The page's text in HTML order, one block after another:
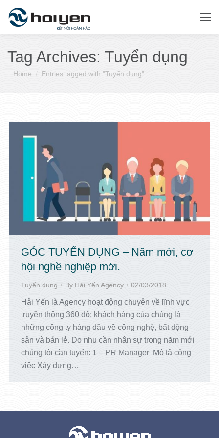
Tag Archives: Tuyển dụng
You are here:
Home Entries tagged with "Tuyển dụng"
GÓC TUYỂN DỤNG – Năm mới, cơ
hội nghề nghiệp mới.
Tuyển dụng By Hải Yến Agency 02/03/2018
Hải Yến là Agency hoạt động chuyên về lĩnh vực
truyền thông 360 độ; khách hàng của chúng là
những công ty hàng đầu về công nghệ, bất động
sản và bán lẻ. Do nhu cần nhân sự trong năm mới
chúng tôi cần tuyển: 1 – PR Manager Mô tả công
việc Xây dựng…